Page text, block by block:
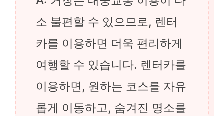
소 불편할 수 있으므로, 렌터
카를 이용하면 더욱 편리하게
여행할 수 있습니다. 렌터카를
이용하면, 원하는 코스를 자유
롭게 이동하고, 숨겨진 명소를